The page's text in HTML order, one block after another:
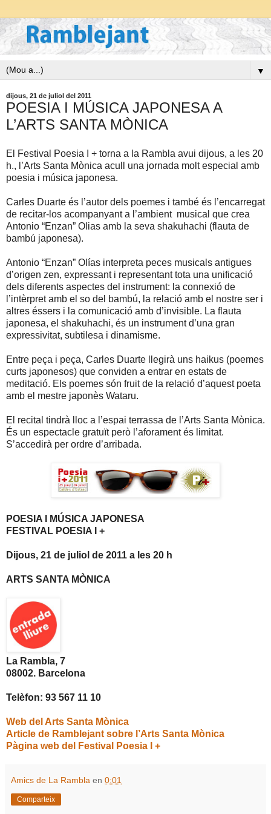
▼
dijous, 21 de juliol del 2011
POESIA I MÚSICA JAPONESA A
L’ARTS SANTA MÒNICA
El Festival Poesia I + torna a la Rambla avui dijous, a les 20
h., l’Arts Santa Mònica acull una jornada molt especial amb
poesia i música japonesa.
Carles Duarte és l’autor dels poemes i també és l’encarregat
de recitar-los acompanyant a l’ambient musical que crea
Antonio “Enzan” Olias amb la seva shakuhachi (flauta de
bambú japonesa).
Antonio “Enzan” Olías interpreta peces musicals antigues
d’origen zen, expressant i representant tota una unificació
dels diferents aspectes del instrument: la connexió de
l’intèrpret amb el so del bambú, la relació amb el nostre ser i
altres éssers i la comunicació amb d’invisible. La flauta
japonesa, el shakuhachi, és un instrument d’una gran
expressivitat, subtilesa i dinamisme.
Entre peça i peça, Carles Duarte llegirà uns haikus (poemes
curts japonesos) que conviden a entrar en estats de
meditació. Els poemes són fruit de la relació d’aquest poeta
amb el mestre japonès Wataru.
El recital tindrà lloc a l’espai terrassa de l’Arts Santa Mònica.
És un espectacle gratuït però l’aforament és limitat.
S’accedirà per ordre d’arribada.
POESIA I MÚSICA JAPONESA
FESTIVAL POESIA I +
Dijous, 21 de juliol de 2011 a les 20 h
ARTS SANTA MÒNICA
La Rambla, 7
08002. Barcelona
Telèfon: 93 567 11 10
Web del Arts Santa Mònica
Article de Ramblejant sobre l’Arts Santa Mònica
Pàgina web del Festival Poesia I +
Amics de La Rambla en 0:01
Comparteix